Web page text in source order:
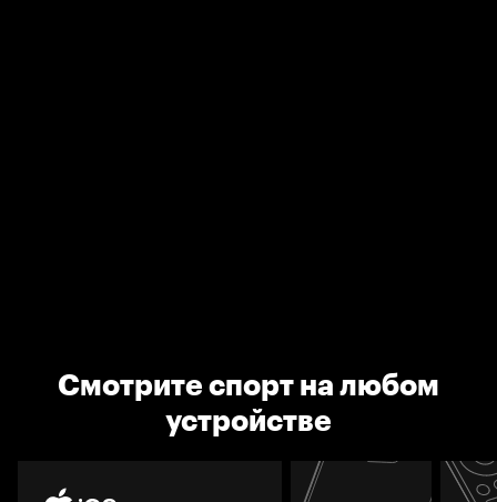
Смотрите спорт на любом
устройстве